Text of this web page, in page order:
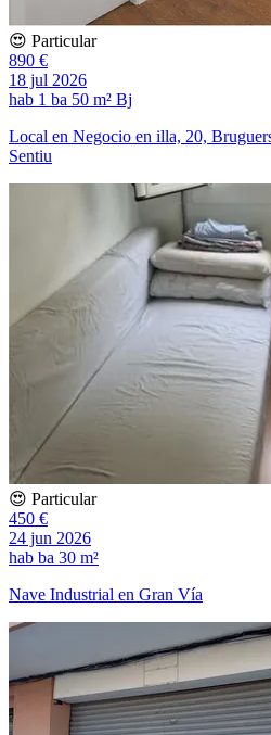
😍 Particular
890 €
18 jul 2026
hab 1 ba 50 m² Bj
Local en Negocio en illa, 20,
Sentiu
😍 Particular
450 €
24 jun 2026
hab ba 30 m²
Nave Industrial en Gran Vía